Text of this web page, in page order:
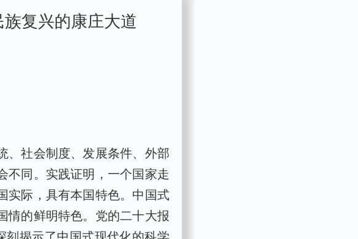
复兴的康庄大道
、社会制度、发展条件、外部
不同。实践证明，一个国家走
实际，具有本国特色。中国式
情的鲜明特色。党的二十大报